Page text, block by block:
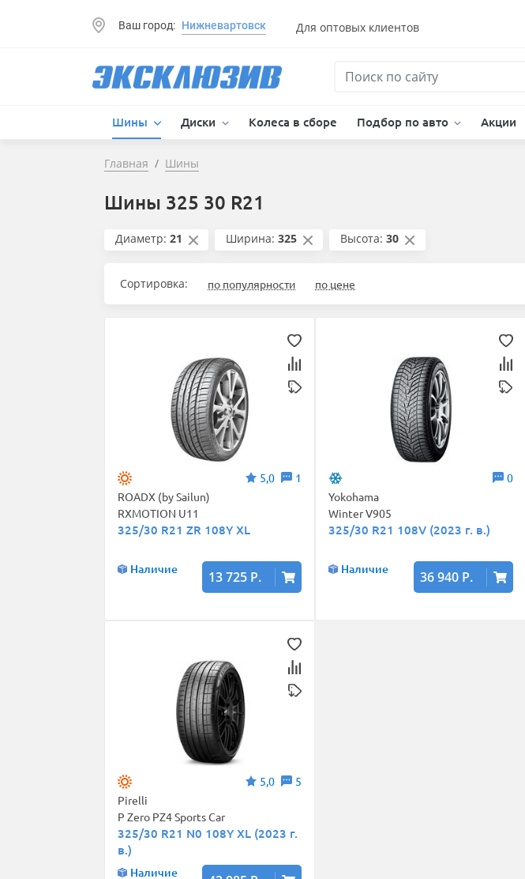
Ваш город: Нижневартовск Для оптовых клиентов
Шины Диски Колеса в сборе Подбор по авто Акции
Главная Шины
Шины 325 30 R21
Диаметр: 21 Ширина: 325 Высота: 30
Сортировка: по популярности по цене
5,0
1
ROADX (by Sailun)
RXMOTION U11
325/30 R21 ZR 108Y XL
Наличие 13 725 Р.
0
Yokohama
Winter V905
325/30 R21 108V (2023 г. в.)
Наличие 36 940 Р.
5,0
5
Pirelli
P Zero PZ4 Sports Car
325/30 R21 N0 108Y XL (2023 г.
в.)
Наличие